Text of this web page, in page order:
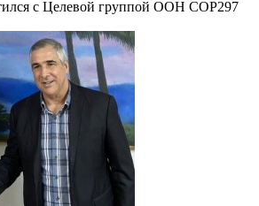
с Целевой группой ООН COP297